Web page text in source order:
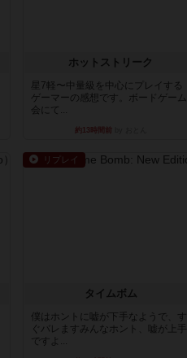
ホットストリーク
星7軽〜中量級を中心にプレイする
ゲーマーの感想です。ボードゲーム
会にて...
約13時間前
リプレイ
タイムボム
僕はホントに嘘が下手なようで、す
ぐバレますみんなホント、嘘が上手
ですよ...